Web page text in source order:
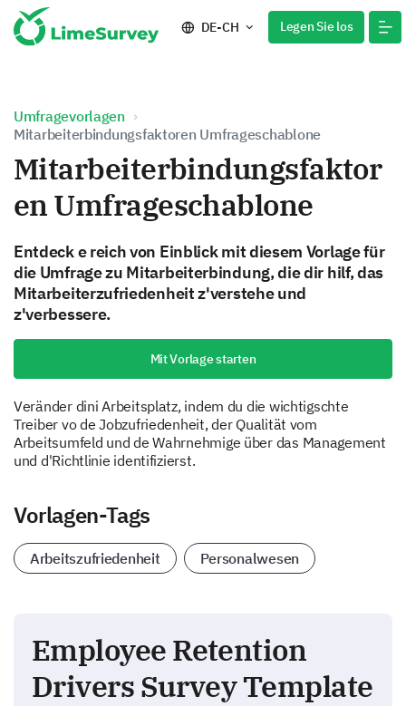
DE-CH Legen Sie los
Umfragevorlagen
Mitarbeiterbindungsfaktoren Umfrageschablone
Mitarbeiterbindungsfaktor
en Umfrageschablone
Entdeck e reich von Einblick mit diesem Vorlage für
die Umfrage zu Mitarbeiterbindung, die dir hilf, das
Mitarbeiterzufriedenheit z'verstehe und
z'verbessere.
Mit Vorlage starten
Veränder dini Arbeitsplatz, indem du die wichtigschte
Treiber vo de Jobzufriedenheit, der Qualität vom
Arbeitsumfeld und de Wahrnehmige über das Management
und d'Richtlinie identifizierst.
Vorlagen-Tags
Arbeitszufriedenheit Personalwesen
Employee Retention
Drivers Survey Template